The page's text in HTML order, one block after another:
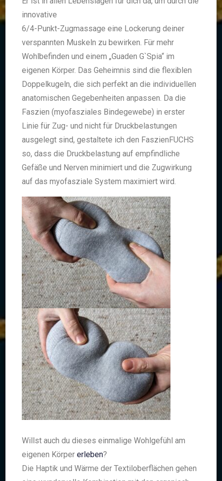
innovative
6/4-Punkt-Zugmassage eine Lockerung deiner
verspannten Muskeln zu bewirken. Für mehr
Wohlbefinden und einem „Guaden G`Spia“ im
eigenen Körper. Das Geheimnis sind die flexiblen
Doppelkugeln, die sich perfekt an die individuellen
anatomischen Gegebenheiten anpassen. Da die
Faszien (myofasziales Bindegewebe) in erster
Linie für Zug- und nicht für Druckbelastungen
ausgelegt sind, gestaltete ich den FaszienFUCHS
so, dass die Druckbelastung auf empfindliche
Gefäße und Nerven minimiert und die Zugwirkung
auf das myofasziale System maximiert wird.
Willst auch du dieses einmalige Wohlgefühl am
eigenen Körper erleben?
Die Haptik und Wärme der Textiloberflächen gehen